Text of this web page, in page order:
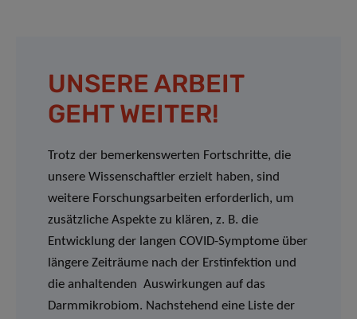
UNSERE ARBEIT
GEHT WEITER!
Trotz der bemerkenswerten Fortschritte, die
unsere Wissenschaftler erzielt haben, sind
weitere Forschungsarbeiten erforderlich, um
zusätzliche Aspekte zu klären, z. B. die
Entwicklung der langen COVID-Symptome über
längere Zeiträume nach der Erstinfektion und
die anhaltenden Auswirkungen auf das
Darmmikrobiom. Nachstehend eine Liste der